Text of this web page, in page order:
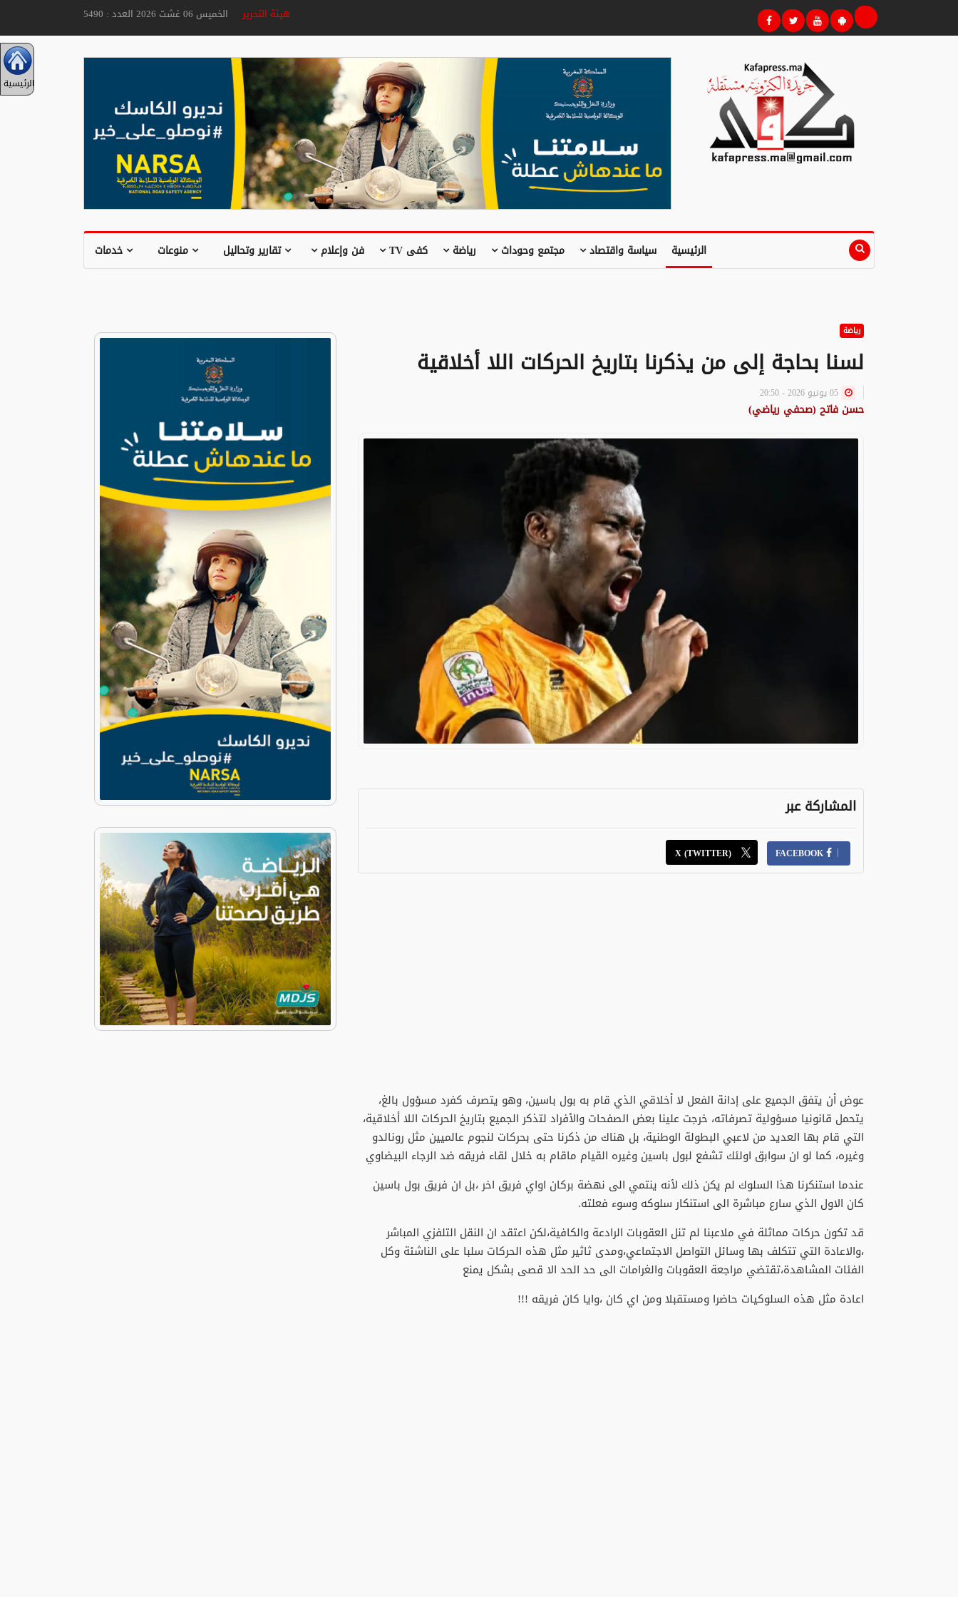
هيئة التحريرالخميس 06 غشت 2026 العدد : 5490
الرئيسية سياسة واقتصاد مجتمع وحوداث رياضة كفى TV فن وإعلام تقارير وتحاليل منوعات خدمات
الرئيسية
رياضة
لسنا بحاجة إلى من يذكرنا بتاريخ الحركات اللا أخلاقية
حسن فاتح (صحفي رياضي)
المشاركة عبر
FACEBOOK
X (TWITTER)
عوض أن يتفق الجميع على إدانة الفعل لا أخلاقي الذي قام به بول باسين، وهو يتصرف كفرد مسؤول بالغ،
يتحمل قانونيا مسؤولية تصرفاته، خرجت علينا بعض الصفحات والأفراد لتذكر الجميع بتاريخ الحركات اللا أخلاقية،
التي قام بها العديد من لاعبي البطولة الوطنية، بل هناك من ذكرنا حتى بحركات لنجوم عالميين مثل رونالدو
وغيره، كما لو ان سوابق اولئك تشفع لبول باسين وغيره القيام ماقام به خلال لقاء فريقه ضد الرجاء البيضاوي
عندما استنكرنا هذا السلوك لم يكن ذلك لأنه ينتمي الى نهضة بركان اواي فريق اخر ،بل ان فريق بول باسين
كان الاول الذي سارع مباشرة الى استنكار سلوكه وسوء فعلته.
قد تكون حركات مماثلة في ملاعبنا لم تنل العقوبات الرادعة والكافية،لكن اعتقد ان النقل التلفزي المباشر
،والاعادة التي تتكلف بها وسائل التواصل الاجتماعي،ومدى ثاثير مثل هذه الحركات سلبا على الناشئة وكل
الفئات المشاهدة،تقتضي مراجعة العقوبات والغرامات الى حد الحد الا قصى بشكل يمنع
اعادة مثل هذه السلوكيات حاضرا ومستقبلا ومن اي كان ،وايا كان فريقه !!!